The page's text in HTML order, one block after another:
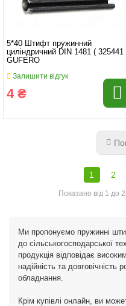
5*40 Штифт пружинний
циліндричний DIN 1481 ( 325441
GUFERO
Залишити відгук
4 ₴
1 2
Показано від 1 до
Ми пропонуємо пружинні
до сільськогосподарської
продукція відповідає
надійність та довговічність
обладнання.
Крім купівлі онлайн, ви